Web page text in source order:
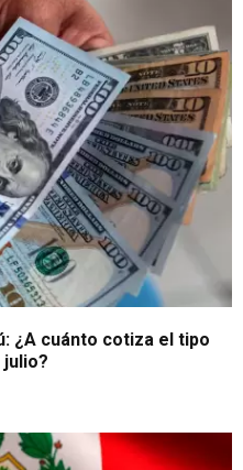
¿A cuánto cotiza el tipo